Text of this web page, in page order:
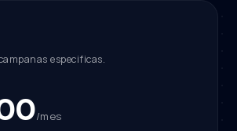
especificas.
/mes